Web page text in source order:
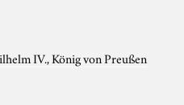
IV., König von Preußen